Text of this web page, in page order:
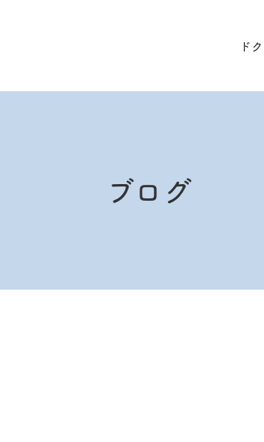
ド
ブログ